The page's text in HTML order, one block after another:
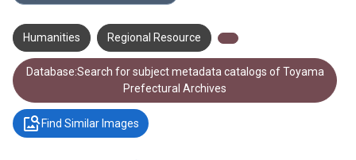
Humanities Regional Resource
Database:Search for subject metadata catalogs of Toyama
Prefectural Archives
Find Similar Images